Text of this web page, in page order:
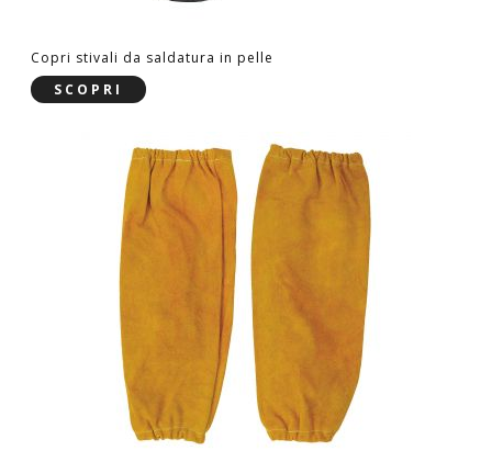
Copri stivali da saldatura in pelle
SCOPRI